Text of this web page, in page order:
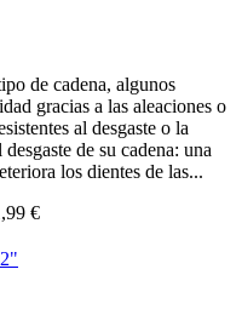
de cadena, algunos
gracias a las aleaciones o
al desgaste o la
de su cadena: una
los dientes de las...
€